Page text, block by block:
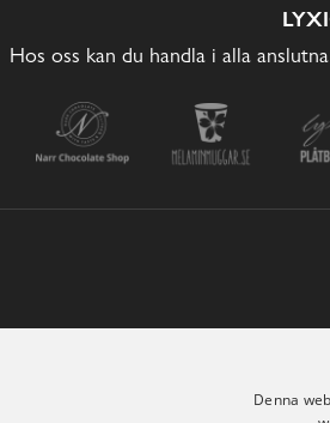
Hos oss kan du handla i alla
Denna